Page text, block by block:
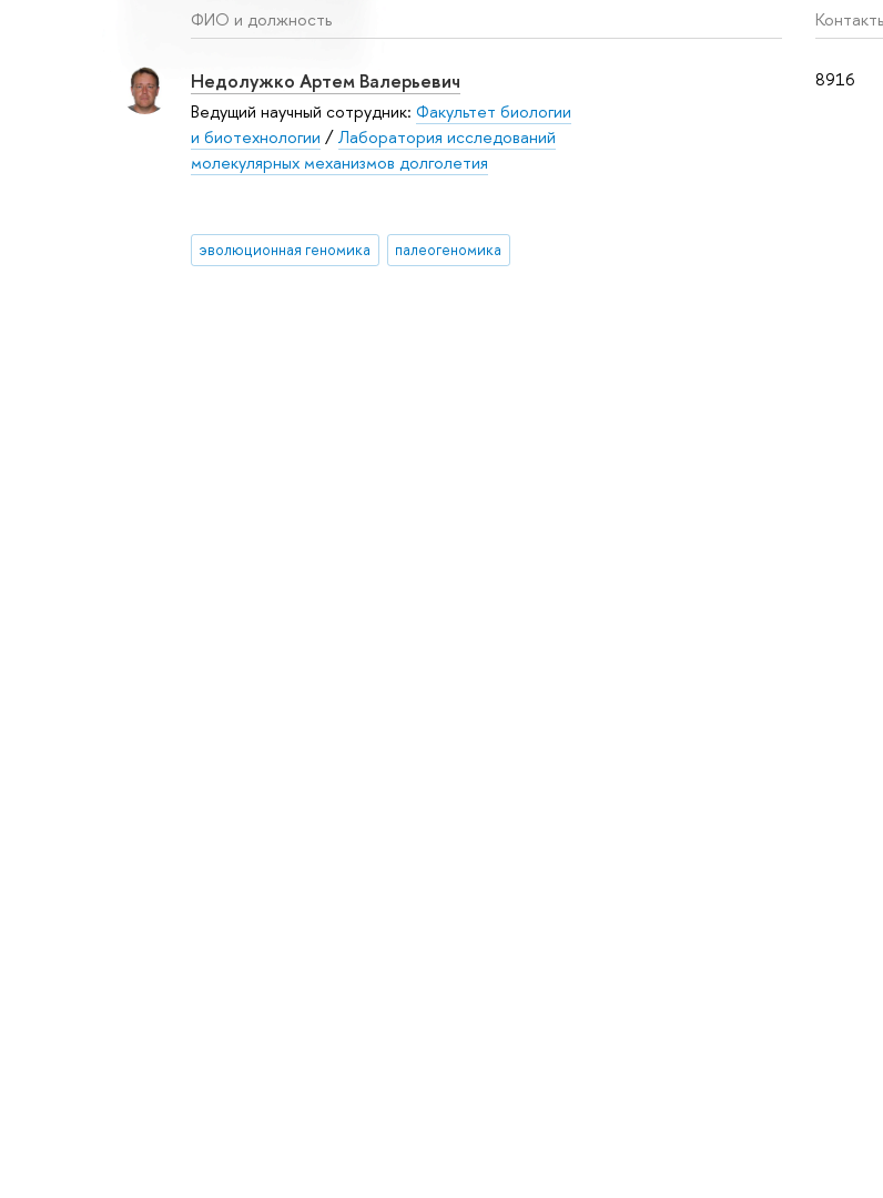
ФИО и должность
8916
Недолужко Артем Валерьевич
Ведущий научный сотрудник: Факультет биологии
и биотехнологии /Лаборатория исследований
молекулярных механизмов долголетия
эволюционная геномика палеогеномика